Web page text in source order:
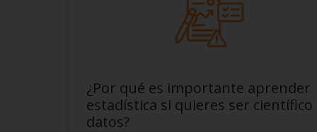
¿Por qué es importante aprender
estadística si quieres ser científico
datos?